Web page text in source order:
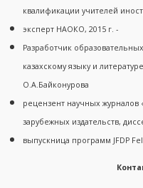
квалификации учителей
эксперт НАОКО, 2015 г. -
Разработчик
казахскому языку и
О.А.Байконурова
рецензент научных
зарубежных издательств,
выпускница программ JFDP